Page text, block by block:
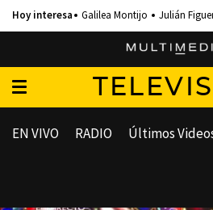
Galilea Montijo Julián
EN VIVO RADIO Últimos